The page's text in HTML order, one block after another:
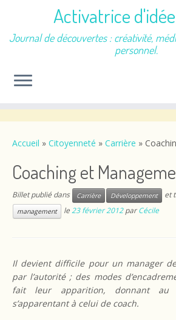
contenu
Activatrice
Journal de découvertes : créativité,
personnel.
Accueil » Citoyenneté » Carrière »
Coaching et
Billet publié dans Carrière Développement et
management le23 février 2012 parCécile
Il devient difficile pour un manager
par l’autorité ; des modes
fait leur apparition, donnant au
s’apparentant à celui de coach.